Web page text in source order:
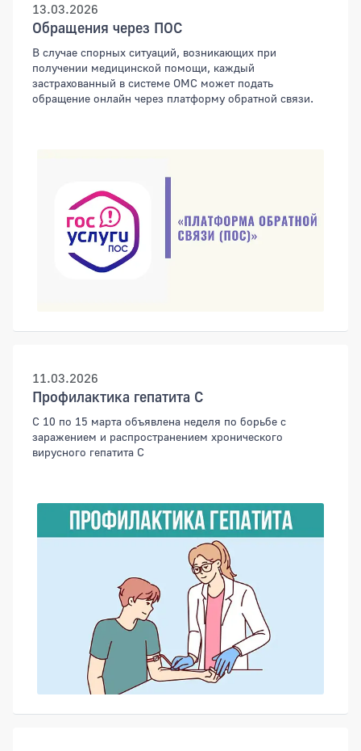
13.03.2026
Обращения через ПОС
В случае спорных ситуаций, возникающих при
получении медицинской помощи, каждый
застрахованный в системе ОМС может подать
обращение онлайн через платформу обратной связи.
11.03.2026
Профилактика гепатита С
С 10 по 15 марта объявлена неделя по борьбе с
заражением и распространением хронического
вирусного гепатита С